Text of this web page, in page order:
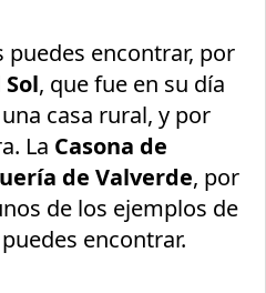
puedes encontrar, por
, que fue en su día
casa rural, y por
La Casona de
de Valverde, por
de los ejemplos de
encontrar.